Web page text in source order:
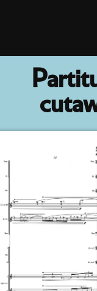
facilitar la
líneas e
momento. Esto
más clara,
visual y
estructural de la